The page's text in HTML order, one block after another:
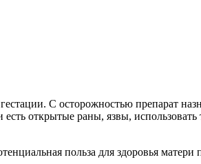
С осторожностью препарат
открытые раны, язвы,
польза для здоровья